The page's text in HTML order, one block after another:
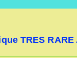
TRES RARE